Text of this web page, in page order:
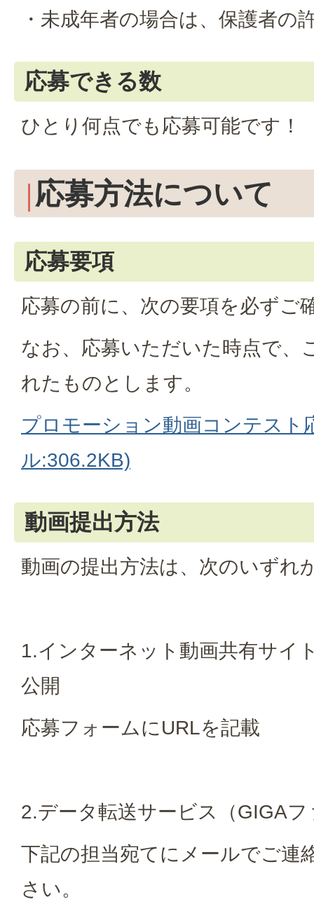
・未成年者の場合は、保護者の
応募できる数
ひとり何点でも応募可能です！
応募方法について
応募要項
応募の前に、次の要項を必ずご
なお、応募いただいた時点で、
れたものとします。
プロモーション動画コンテスト
ル:306.2KB)
動画提出方法
動画の提出方法は、次のいずれ
1.インターネット動画共有サイ
公開
応募フォームにURLを記載
2.データ転送サービス（GIGA
下記の担当宛てにメールでご連
さい。